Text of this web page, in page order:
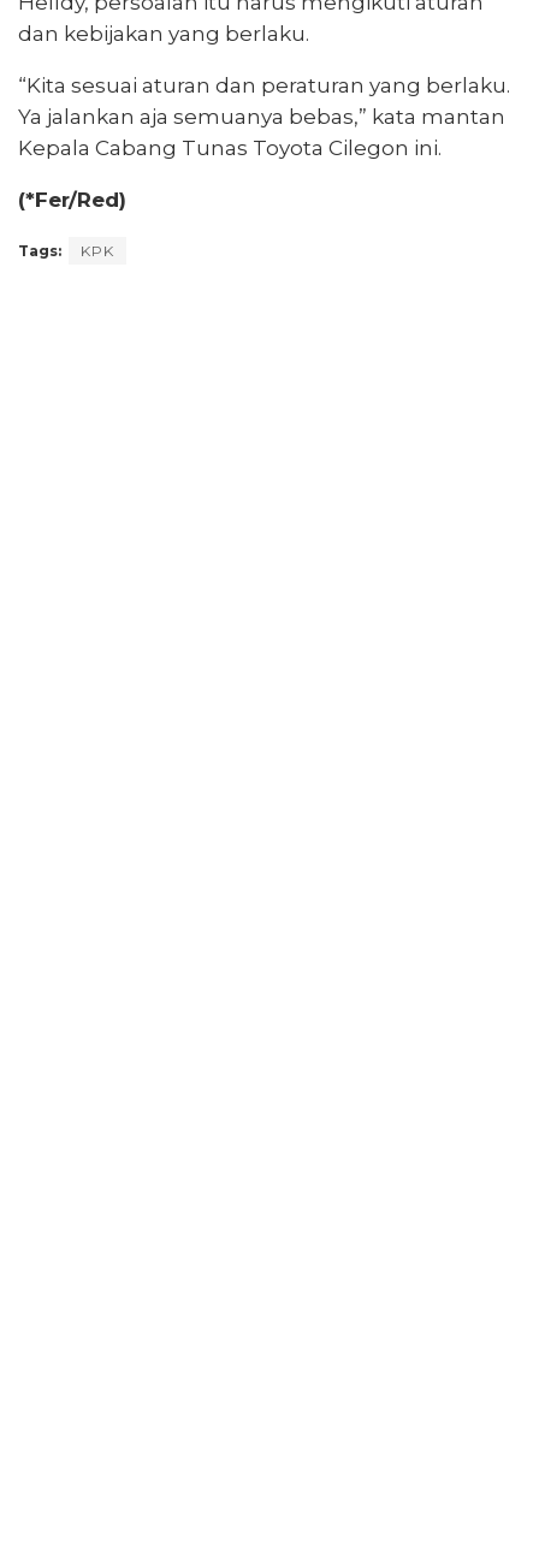
dan kebijakan yang berlaku.
“Kita sesuai aturan dan peraturan yang berlaku.
Ya jalankan aja semuanya bebas,” kata mantan
Kepala Cabang Tunas Toyota Cilegon ini.
(*Fer/Red)
Tags: KPK